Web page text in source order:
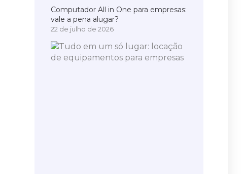
Computador All in One para empresas:
vale a pena alugar?
22 de julho de 2026